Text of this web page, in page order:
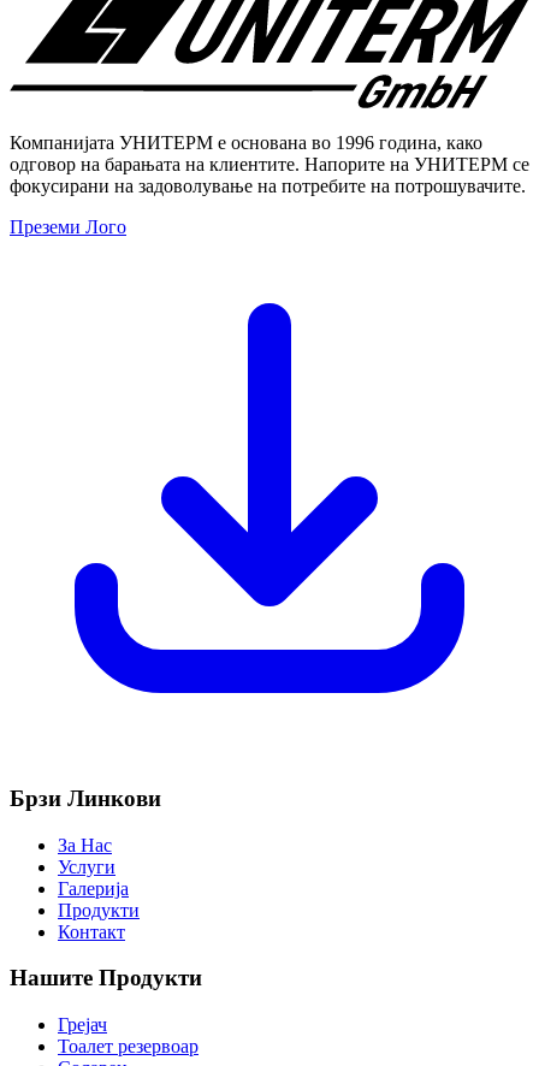
Компанијата УНИТЕРМ е основана во 1996 година, како
одговор на барањата на клиентите. Напорите на УНИТЕРМ се
фокусирани на задоволување на потребите на потрошувачите.
Преземи Лого
Брзи Линкови
За Нас
Услуги
Галерија
Продукти
Контакт
Нашите Продукти
Грејач
Тоалет резервоар